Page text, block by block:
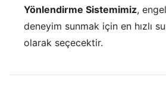
Yönlendirme Sistemimiz,
deneyim sunmak için en hızlı
olarak seçecektir.